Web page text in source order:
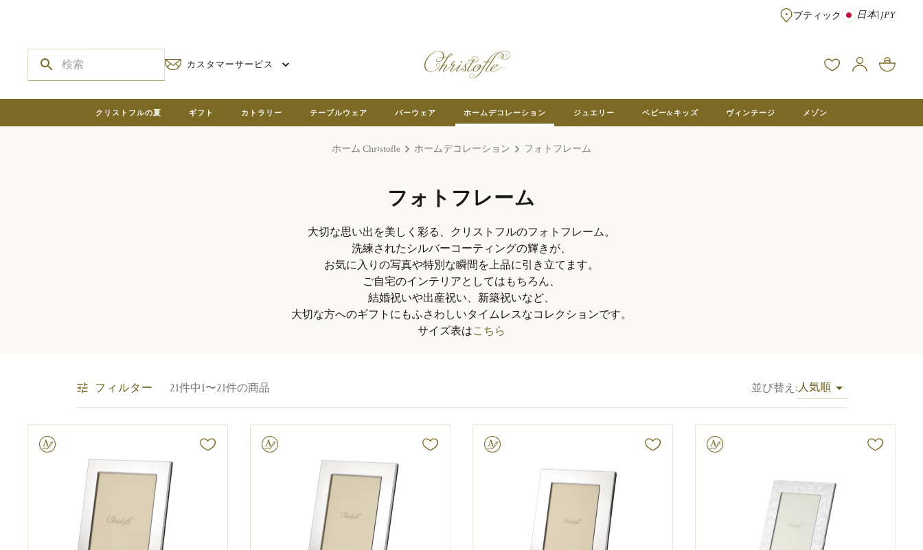
※¥100,000以上のご注文は送料無料 ※フランス本社在庫より直送。メゾ
ブティック 日本|JPY
カスタマーサービス
クリストフルの夏 ギフト カトラリー テーブルウェア バーウェア ホームデコレーション ジュエリー ベビー&キッズ ヴィンテージ メゾン
ホーム Christofle ホームデコレーション フォトフレーム
フォトフレーム
大切な思い出を美しく彩る、クリストフルのフォトフレーム。
洗練されたシルバーコーティングの輝きが、
お気に入りの写真や特別な瞬間を上品に引き立てます。
ご自宅のインテリアとしてはもちろん、
結婚祝いや出産祝い、新築祝いなど、
大切な方へのギフトにもふさわしいタイムレスなコレクションです。
サイズ表はこちら
フィルター 21件中1〜21件の商品 並び替え :人気順
文字彫り可能 文字彫り可能 文字彫り可能